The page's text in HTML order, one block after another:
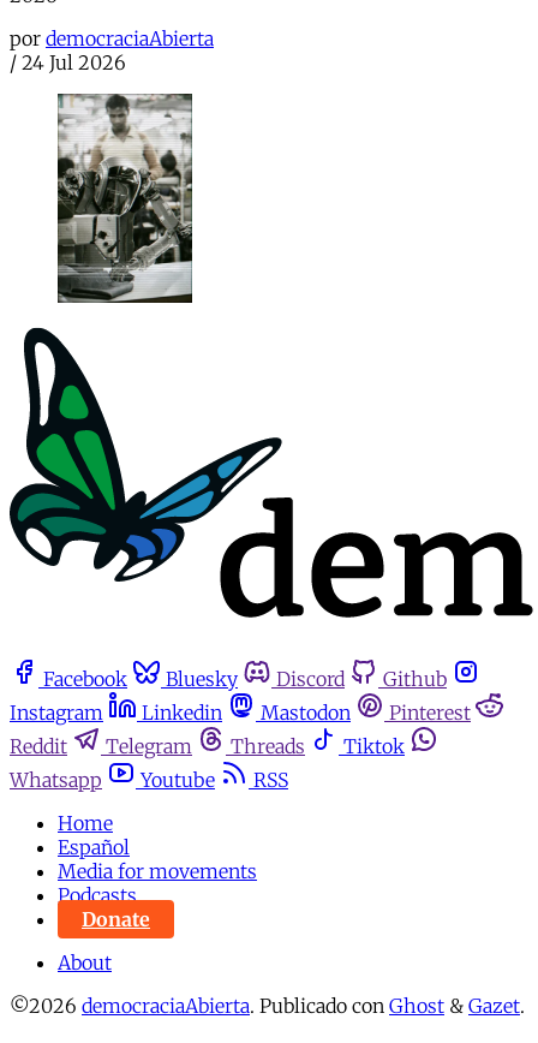
por democraciaAbierta
/ 24 Jul 2026
Facebook Bluesky Discord
Github
Instagram
Linkedin Mastodon
Pinterest
Reddit
Telegram Threads
Tiktok
Whatsapp
Youtube
RSS
Home
Español
Media for movements
Podcasts
Donate
About
©2026 democraciaAbierta. Publicado con Ghost & Gazet.